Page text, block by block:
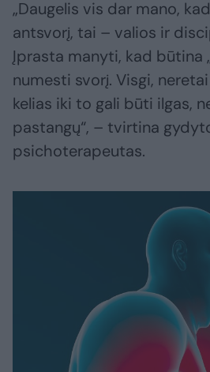
„Daugelis vis dar mano,
antsvorį, tai – valios ir
Įprasta manyti, kad būtina
numesti svorį. Visgi,
kelias iki to gali būti ilgas,
pastangų“, – tvirtina
psichoterapeutas.